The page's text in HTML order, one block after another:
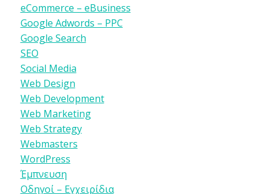
eCommerce – eBusiness
Google Adwords – PPC
Google Search
SEO
Social Media
Web Design
Web Development
Web Marketing
Web Strategy
Webmasters
WordPress
Έμπνευση
Οδηγοί – Εγχειρίδια